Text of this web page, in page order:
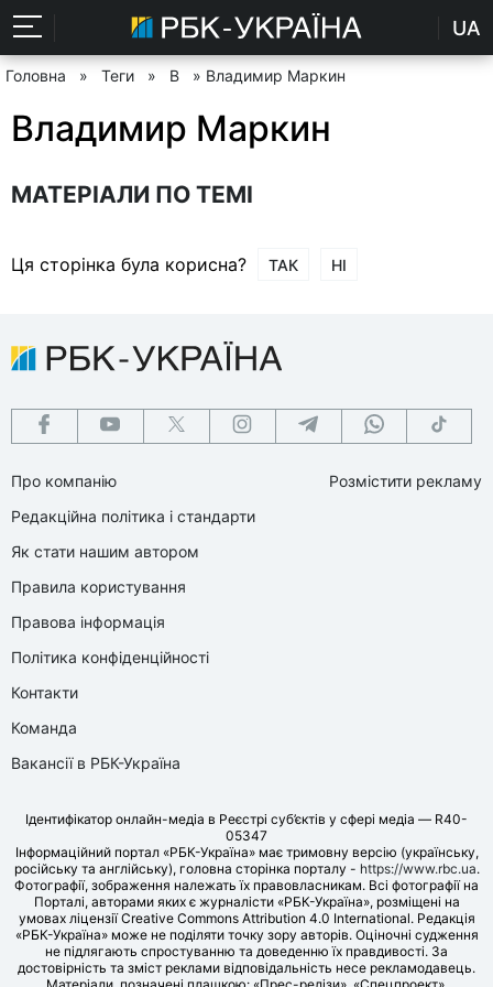
UA
Головна » Теги » В » Владимир Маркин
Владимир Маркин
МАТЕРІАЛИ ПО ТЕМІ
Ця сторінка була корисна? ТАК НІ
Про компанію
Редакційна політика і стандарти
Як стати нашим автором
Правила користування
Правова інформація
Політика конфіденційності
Контакти
Команда
Вакансії в РБК-Україна
Розмістити рекламу
Ідентифікатор онлайн-медіа в Реєстрі суб’єктів у сфері медіа — R40-
05347
Інформаційний портал «РБК-Україна» має тримовну версію (українську,
російську та англійську), головна сторінка порталу - https://www.rbc.ua.
Фотографії, зображення належать їх правовласникам. Всі фотографії на
Порталі, авторами яких є журналісти «РБК-Україна», розміщені на
умовах ліцензії Creative Commons Attribution 4.0 International. Редакція
«РБК-Україна» може не поділяти точку зору авторів. Оціночні судження
не підлягають спростуванню та доведенню їх правдивості. За
достовірність та зміст реклами відповідальність несе рекламодавець.